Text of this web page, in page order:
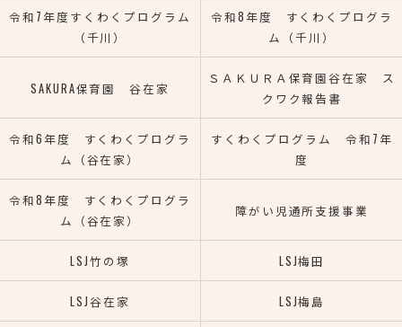
令和7年度すくわくプログラム
（千川）
令和8年度 すくわくプログラ
ム（千川）
SAKURA保育園 谷在家
ＳＡＫＵＲＡ保育園谷在家 ス
クワク報告書
令和6年度 すくわくプログラ
ム（谷在家）
すくわくプログラム 令和7年
度
令和8年度 すくわくプログラ
ム（谷在家）
障がい児通所支援事業
LSJ竹の塚 LSJ梅田
LSJ谷在家 LSJ梅島